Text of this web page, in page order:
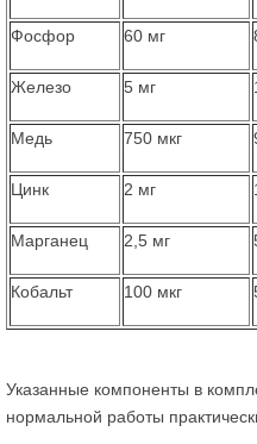
Фосфор 60 мг
Железо 5 мг
Медь 750 мкг
Цинк 2 мг
Марганец 2,5 мг
Кобальт 100 мкг
Указанные компоненты в
нормальной работы